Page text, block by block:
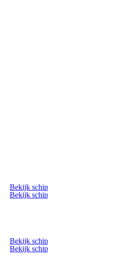
Bekijk schip
Bekijk schip
Bekijk schip
Bekijk schip